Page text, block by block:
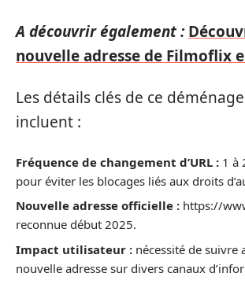
A découvrir également :
nouvelle adresse de Filmoflix
Les détails clés de ce
incluent :
Fréquence de changement d’URL : 1 à
pour éviter les blocages liés aux droits
Nouvelle adresse officielle : https://
reconnue début 2025.
Impact utilisateur : nécessité de suivre
nouvelle adresse sur divers canaux